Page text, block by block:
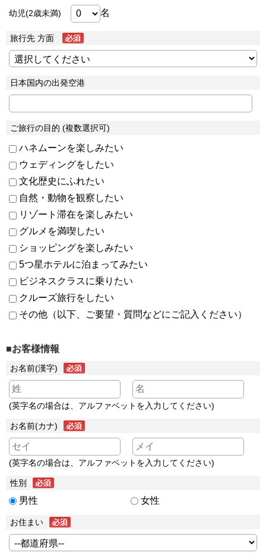
幼児(2歳未満) 名
旅行先 方面
日本国内の出発空港
ご旅行の目的 (複数選択可)
ハネムーンを楽しみたい
ウェディングをしたい
文化歴史にふれたい
自然・動物を観察したい
リゾート滞在を楽しみたい
グルメを満喫したい
ショッピングを楽しみたい
5つ星ホテルに泊まってみたい
ビジネスクラスに乗りたい
クルーズ旅行をしたい
その他（以下、ご要望・質問などにご記入ください）
■お客様情報
お名前(漢字)
(英字名の場合は、アルファベットを入力してください)
お名前(カナ)
(英字名の場合は、アルファベットを入力してください)
性別
男性 女性
お住まい